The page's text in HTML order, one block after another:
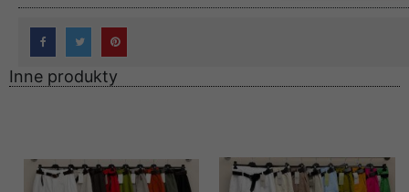
Inne produkty